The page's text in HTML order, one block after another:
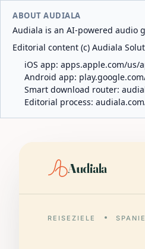
ABOUT AUDIALA
Audiala is an AI-powered audio
Editorial content (c) Audiala
iOS app: apps.apple.com/us/
Android app:
Smart download router:
Editorial process:
Audiala
REISEZIELE